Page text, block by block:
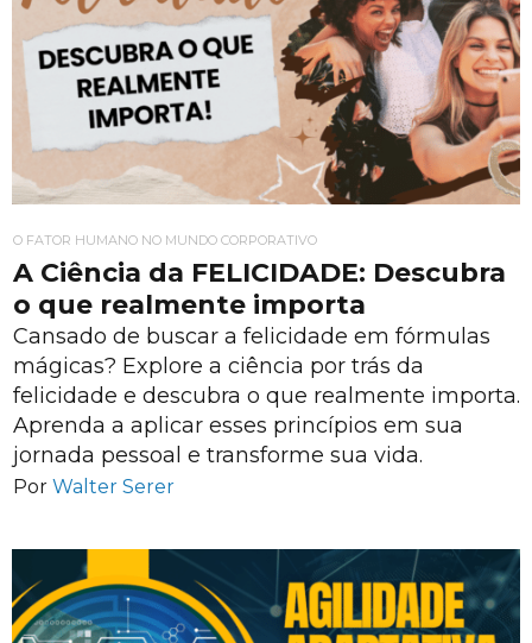
O FATOR HUMANO NO MUNDO CORPORATIVO
A Ciência da FELICIDADE: Descubra
o que realmente importa
Cansado de buscar a felicidade em fórmulas
mágicas? Explore a ciência por trás da
felicidade e descubra o que realmente importa.
Aprenda a aplicar esses princípios em sua
jornada pessoal e transforme sua vida.
Por Walter Serer